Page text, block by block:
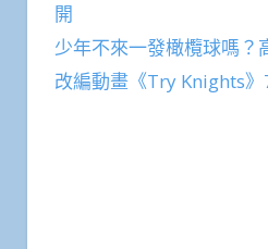
開
少年不來一發橄欖球嗎？
改編動畫《Try Knights